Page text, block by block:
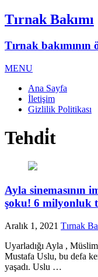
Tırnak Bakımı
Tırnak
MENU
Ana Sayfa
İletişim
Gizlilik Politikası
Tehdi̇t
Ayla sinemasının
şoku! 6 milyonluk
Aralık 1, 2021 Tırnak
Uyarladığı Ayla ,
Mustafa Uslu, bu defa
yaşadı. Uslu …